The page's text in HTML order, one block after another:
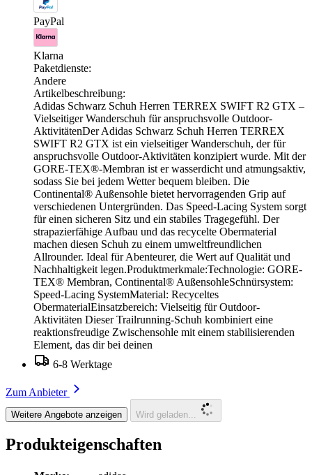
PayPal
Klarna
Paketdienste:
Andere
Artikelbeschreibung:
Adidas Schwarz Schuh Herren TERREX SWIFT R2 GTX –
Vielseitiger Wanderschuh für anspruchsvolle Outdoor-
AktivitätenDer Adidas Schwarz Schuh Herren TERREX
SWIFT R2 GTX ist ein vielseitiger Wanderschuh, der für
anspruchsvolle Outdoor-Aktivitäten konzipiert wurde. Mit der
GORE-TEX®-Membran ist er wasserdicht und atmungsaktiv,
sodass Sie bei jedem Wetter bequem bleiben. Die
Continental® Außensohle bietet hervorragenden Grip auf
verschiedenen Untergründen. Das Speed-Lacing System sorgt
für einen sicheren Sitz und ein stabiles Tragegefühl. Der
strapazierfähige Aufbau und das recycelte Obermaterial
machen diesen Schuh zu einem umweltfreundlichen
Allrounder. Ideal für Abenteurer, die Wert auf Qualität und
Nachhaltigkeit legen.Produktmerkmale:Technologie: GORE-
TEX® Membran, Continental® AußensohleSchnürsystem:
Speed-Lacing SystemMaterial: Recyceltes
ObermaterialEinsatzbereich: Vielseitig für Outdoor-
Aktivitäten Dieser Trailrunning-Schuh kombiniert eine
reaktionsfreudige Zwischensohle mit einem stabilisierenden
Element, das dir bei deinen
6-8 Werktage
Zum Anbieter
Weitere Angebote anzeigen Wird geladen...
Produkteigenschaften